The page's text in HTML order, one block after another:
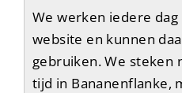
We werken iedere dag
website en kunnen
gebruiken. We steken
tijd in Bananenflanke,